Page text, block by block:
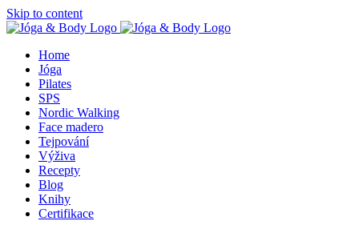
Skip to content
Home
Jóga
Pilates
SPS
Nordic Walking
Face madero
Tejpování
Výživa
Recepty
Blog
Knihy
Certifikace